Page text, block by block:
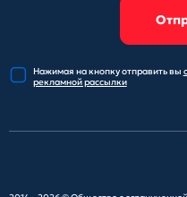
Нажимая на кнопку отправитьвы
рекламной рассылки